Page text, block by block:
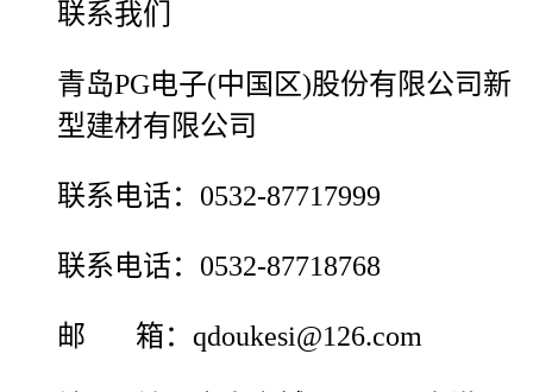
联系我们
青岛PG电子(中国区)股份有限公司新
型建材有限公司
联系电话：0532-87717999
联系电话：0532-87718768
邮 箱：qdoukesi@126.com